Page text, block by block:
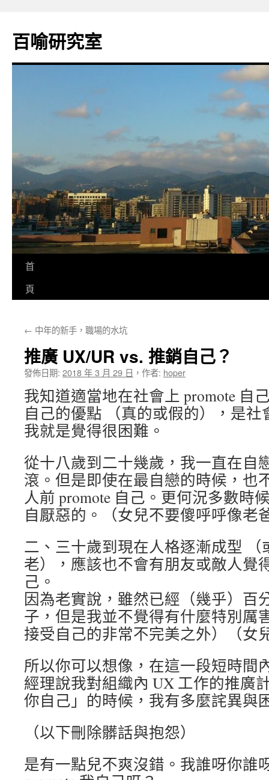
百喻研究室
跳
要
內
容
首
頁
← 中年的新手，職場的水坑
推廣 UX/UR vs. 推銷自己？
發佈日期: 2018 年 3 月 29 日 ， 作者: hoper
我知道適當地在社會上 promote 自
自己的優點 （真的或假的），是
我就是覺得很困難。
從十八歲到二十幾歲，我一直在自
滾。但是即使在最自戀的時候，也
人前 promote 自己。更何況多數時
自厭惡的。（女兒不要傻呼呼像老
二、三十歲到現在人格逐漸成型 （
老），應該也不會有朋友或敵人覺
己。
因為老實說，雖然已經（幾乎）百
子，但是我並不覺得有什麼特別厲
接受自己的非常不完美之外）（女
所以你可以想像，在這一段短時間
經理說我對組織內 UX 工作的推廣
你自己」的時候，我有多麼詫異與
（以下刪除髒話與抱怨）
是有一點兒不爽沒錯。我誰呀你誰